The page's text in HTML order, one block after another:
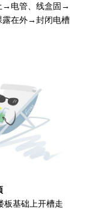
→电管、线盒固→
露在外→封闭电槽
基础上开槽走